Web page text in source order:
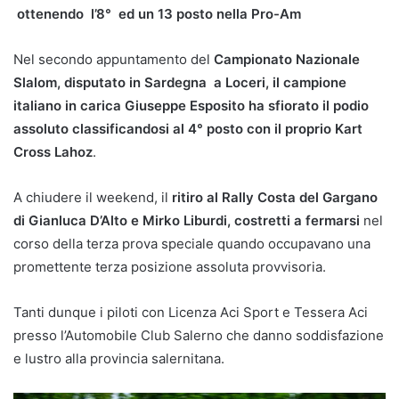
ottenendo l’8° ed un 13 posto nella Pro-Am
Nel secondo appuntamento del Campionato Nazionale
Slalom, disputato in Sardegna a Loceri, il campione
italiano in carica Giuseppe Esposito ha sfiorato il podio
assoluto classificandosi al 4° posto con il proprio Kart
Cross Lahoz.
A chiudere il weekend, il ritiro al Rally Costa del Gargano
di Gianluca D’Alto e Mirko Liburdi, costretti a fermarsi nel
corso della terza prova speciale quando occupavano una
promettente terza posizione assoluta provvisoria.
Tanti dunque i piloti con Licenza Aci Sport e Tessera Aci
presso l’Automobile Club Salerno che danno soddisfazione
e lustro alla provincia salernitana.